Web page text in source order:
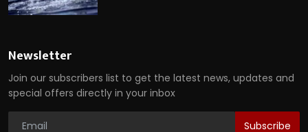
Newsletter
Join our subscribers list to get the latest news, updates and
special offers directly in your inbox
Subscribe